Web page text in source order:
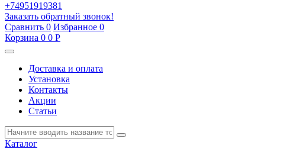
+74951919381
Заказать обратный звонок!
Сравнить 0 Избранное 0
Корзина 0 0 Р
Доставка и оплата
Установка
Контакты
Акции
Статьи
Каталог